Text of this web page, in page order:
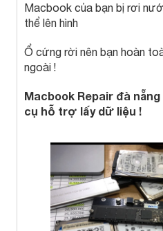
Macbook của bạn bị rơi
thể lên hình
Ổ cứng rời nên bạn hoàn
ngoài !
Macbook Repair đà
cụ hỗ trợ lấy dữ liệu !